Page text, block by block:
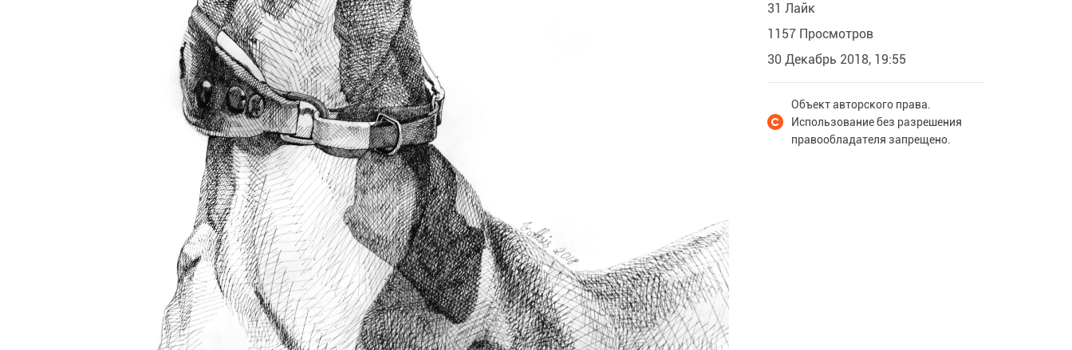
31 Лайк
1157 Просмотров
30 Декабрь 2018, 19:55
Объект авторского права.
Использование без разрешения
правообладателя запрещено.